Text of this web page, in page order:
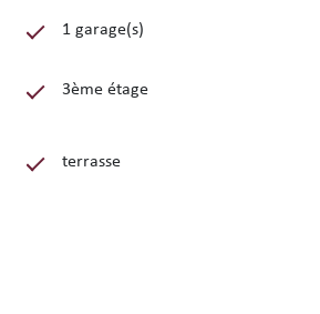
1 garage(s)
3ème étage
terrasse